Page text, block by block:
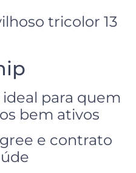
tricolor 13
para quem
bem ativos
e contrato